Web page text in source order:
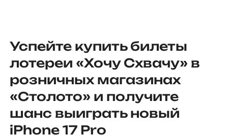
Успейте купить билеты
лотереи «Хочу Схвачу» в
розничных магазинах
«Столото» и получите
шанс выиграть новый
iPhone 17 Pro